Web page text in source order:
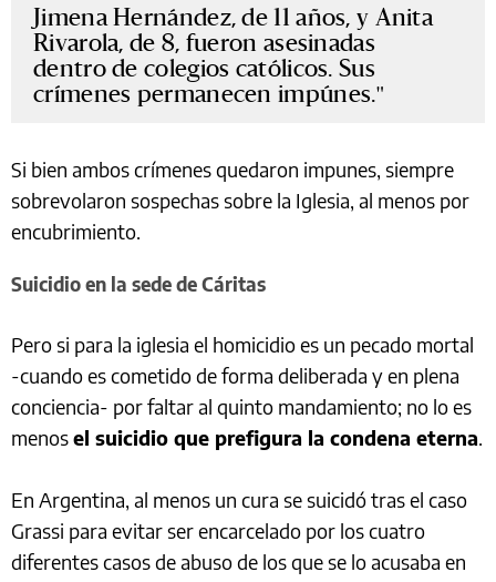
Jimena Hernández, de 11 años, y Anita
Rivarola, de 8, fueron asesinadas
dentro de colegios católicos. Sus
crímenes permanecen impúnes.
Si bien ambos crímenes quedaron impunes, siempre
sobrevolaron sospechas sobre la Iglesia, al menos por
encubrimiento.
Suicidio en la sede de Cáritas
Pero si para la iglesia el homicidio es un pecado mortal
-cuando es cometido de forma deliberada y en plena
conciencia- por faltar al quinto mandamiento; no lo es
menosel suicidio que prefigura la condena eterna.
En Argentina, al menos un cura se suicidó tras el caso
Grassi para evitar ser encarcelado por los cuatro
diferentes casos de abuso de los que se lo acusaba en